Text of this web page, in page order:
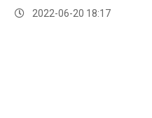
2022-06-20 18:17